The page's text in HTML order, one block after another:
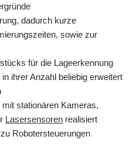
dadurch kurze
sowie zur
für die Lageerkennung
ihrer Anzahl beliebig erweitert
stationären Kameras,
Lasersensoren realisiert
Robotersteuerungen